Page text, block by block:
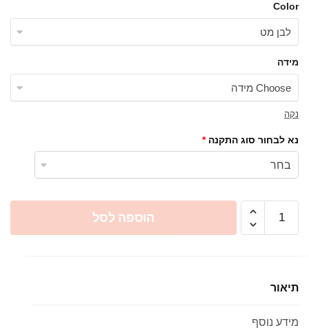
Color
מידה
נקה
נא לבחור סוג התקנה *
אפוקסי
במגוון
הוספה לסל
תיאור
מידע נוסף